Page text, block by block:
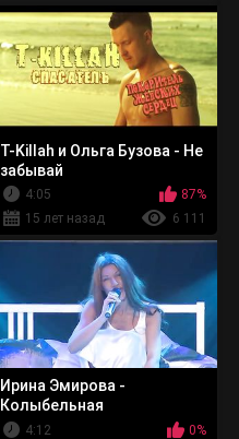
T-Killah и Ольга Бузова - Не
забывай
4:05
87%
15 лет назад
6 111
Ирина Эмирова -
Колыбельная
4:12
0%